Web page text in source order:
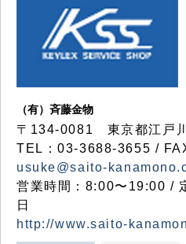
（有）斉藤金物
〒134-0081 東京都江戸
TEL：03-3688-3655 /
usuke@saito-
営業時間：8:00〜19:00 /
日
http://www.saito-